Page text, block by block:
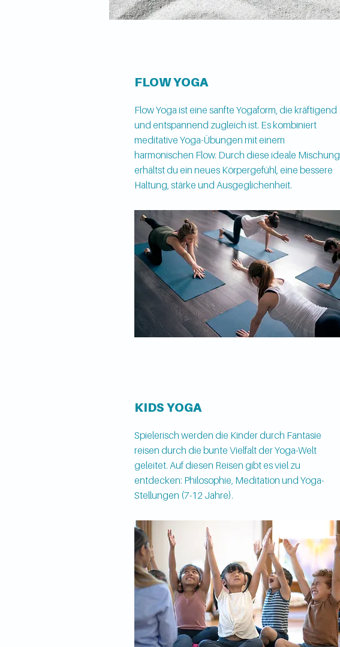
FLOW YOGA
Flow Yoga ist eine sanfte Yogaform, die kräftigend
und entspannend zugleich ist. Es kombiniert
meditative Yoga-Übungen mit einem
harmonischen Flow. Durch diese ideale Mischung
erhältst du ein neues Körpergefühl, eine bessere
Haltung, stärke und Ausgeglichenheit.
KIDS YOGA
Spielerisch werden die Kinder durch Fantasie
reisen durch die bunte Vielfalt der Yoga-Welt
geleitet. Auf diesen Reisen gibt es viel zu
entdecken: Philosophie, Meditation und Yoga-
Stellungen (7-12 Jahre).